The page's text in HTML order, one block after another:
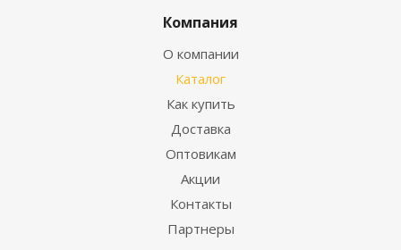
Компания
О компании
Каталог
Как купить
Доставка
Оптовикам
Акции
Контакты
Партнеры